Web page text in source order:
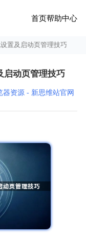
首页帮助中心
置及启动页管理技巧
启动页管理技巧
资源 - 新思维站官网